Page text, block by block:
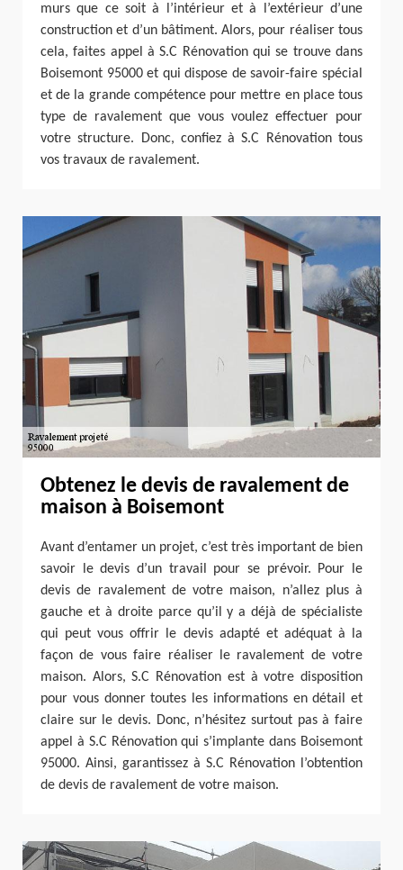
murs que ce soit à l’intérieur et à l’extérieur d’une
construction et d’un bâtiment. Alors, pour réaliser tous
cela, faites appel à S.C Rénovation qui se trouve dans
Boisemont 95000 et qui dispose de savoir-faire spécial
et de la grande compétence pour mettre en place tous
type de ravalement que vous voulez effectuer pour
votre structure. Donc, confiez à S.C Rénovation tous
vos travaux de ravalement.
Obtenez le devis de ravalement de
maison à Boisemont
Avant d’entamer un projet, c’est très important de bien
savoir le devis d’un travail pour se prévoir. Pour le
devis de ravalement de votre maison, n’allez plus à
gauche et à droite parce qu’il y a déjà de spécialiste
qui peut vous offrir le devis adapté et adéquat à la
façon de vous faire réaliser le ravalement de votre
maison. Alors, S.C Rénovation est à votre disposition
pour vous donner toutes les informations en détail et
claire sur le devis. Donc, n’hésitez surtout pas à faire
appel à S.C Rénovation qui s’implante dans Boisemont
95000. Ainsi, garantissez à S.C Rénovation l’obtention
de devis de ravalement de votre maison.